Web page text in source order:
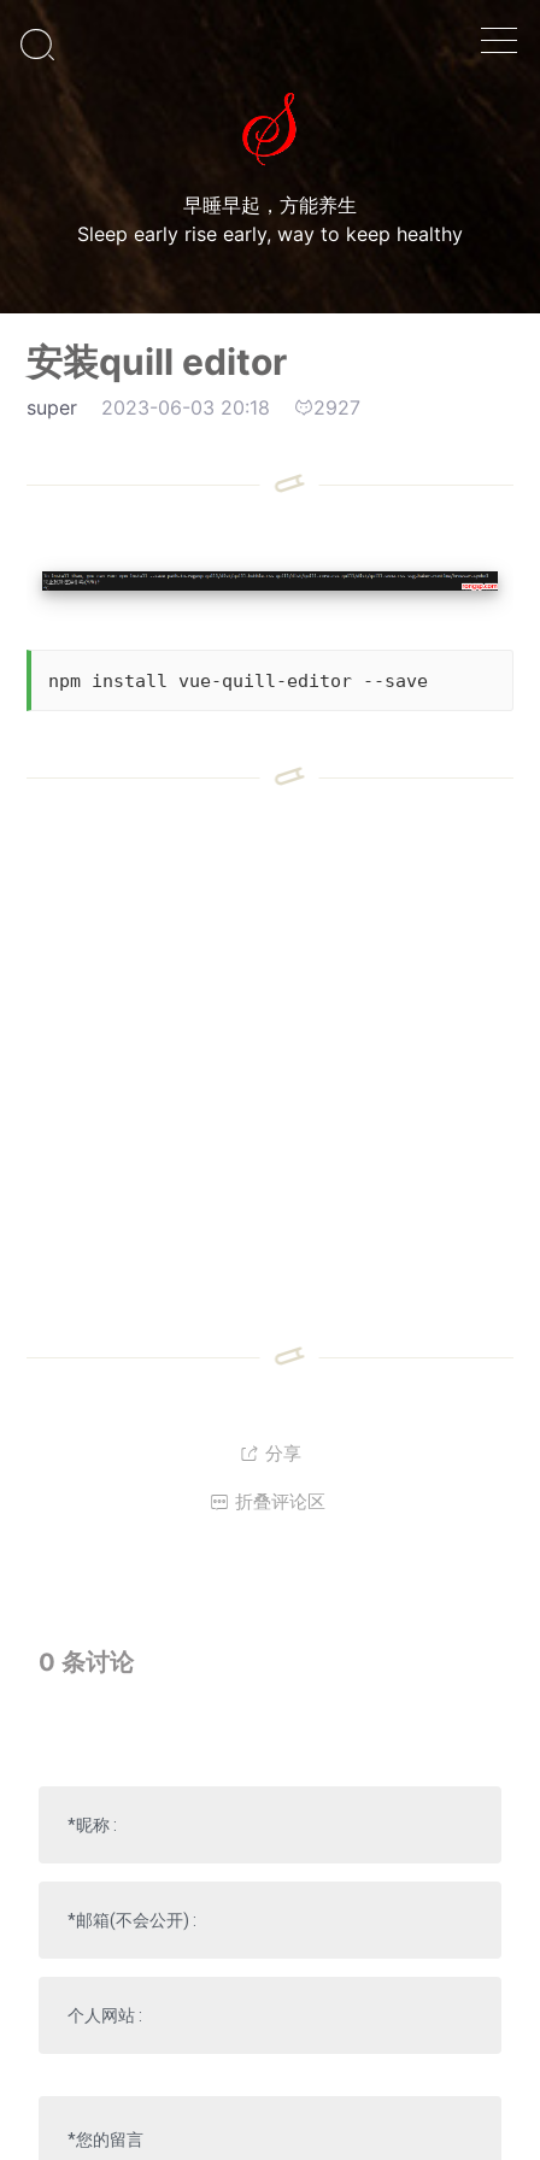

早睡早起，方能养生
Sleep early rise early, way to keep healthy
安装quill editor
super 2023-06-03 20:18 2927
npm install vue-quill-editor --save
 分享
 折叠评论区
0 条讨论